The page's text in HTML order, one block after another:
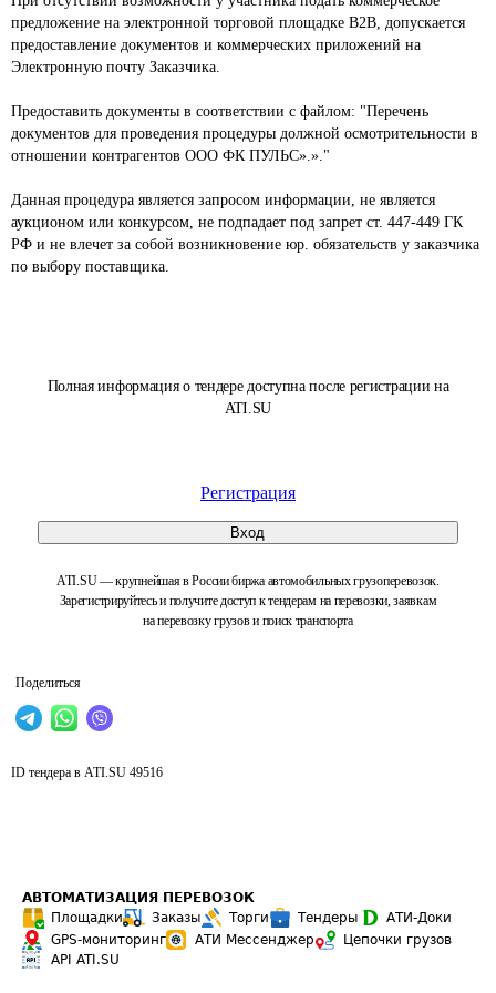
Полная информация о тендере доступна после регистрации на
ATI.SU
Регистрация
Вход
ATI.SU — крупнейшая в России биржа автомобильных грузоперевозок.
Зарегистрируйтесь и получите доступ к тендерам на перевозки, заявкам
на перевозку грузов и поиск транспорта
Поделиться
предложение на электронной торговой площадке В2В, допускается
предоставление документов и коммерческих приложений на
Электронную почту Заказчика.
Предоставить документы в соответствии с файлом: "Перечень
документов для проведения процедуры должной осмотрительности в
отношении контрагентов ООО ФК ПУЛЬС».»."
Данная процедура является запросом информации, не является
аукционом или конкурсом, не подпадает под запрет ст. 447-449 ГК
РФ и не влечет за собой возникновение юр. обязательств у заказчика
по выбору поставщика.
ID тендера в ATI.SU 49516
АВТОМАТИЗАЦИЯ ПЕРЕВОЗОК
Площадки
Заказы Торги Тендеры
АТИ-Доки
GPS-мониторинг
АТИ Мессенджер
Цепочки грузов
API ATI.SU